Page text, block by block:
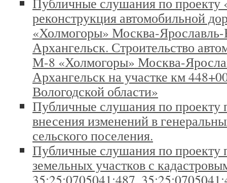
реконструкция автомобильной
«Холмогоры» Москва-Ярославль-
Архангельск. Строительство
М-8 «Холмогоры» Москва-
Архангельск на участке км
Вологодской области»
Публичные слушания по проекту
внесения изменений в
сельского поселения.
Публичные слушания по проекту
земельных участков с
35:25:0705041:487,